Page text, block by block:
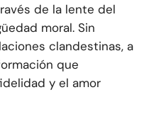
de la lente del
moral. Sin
clandestinas, a
que
y el amor